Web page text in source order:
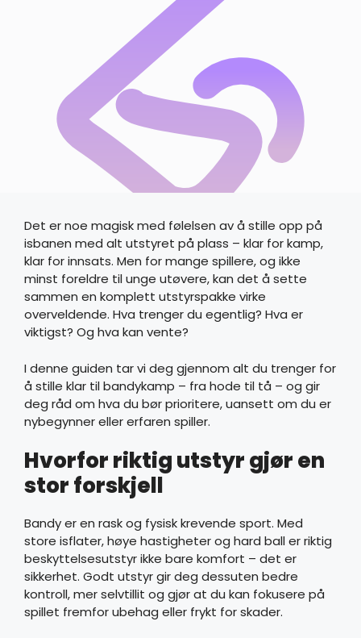
Det er noe magisk med følelsen av å stille opp på
isbanen med alt utstyret på plass – klar for kamp,
klar for innsats. Men for mange spillere, og ikke
minst foreldre til unge utøvere, kan det å sette
sammen en komplett utstyrspakke virke
overveldende. Hva trenger du egentlig? Hva er
viktigst? Og hva kan vente?
I denne guiden tar vi deg gjennom alt du trenger for
å stille klar til bandykamp – fra hode til tå – og gir
deg råd om hva du bør prioritere, uansett om du er
nybegynner eller erfaren spiller.
Hvorfor riktig utstyr gjør en
stor forskjell
Bandy er en rask og fysisk krevende sport. Med
store isflater, høye hastigheter og hard ball er riktig
beskyttelsesutstyr ikke bare komfort – det er
sikkerhet. Godt utstyr gir deg dessuten bedre
kontroll, mer selvtillit og gjør at du kan fokusere på
spillet fremfor ubehag eller frykt for skader.